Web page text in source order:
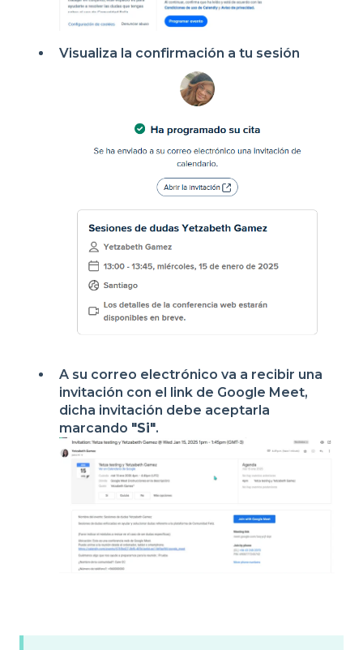
Visualiza la confirmación a tu sesión
A su correo electrónico va a recibir una
invitación con el link de Google Meet,
dicha invitación debe aceptarla
marcando "Si".